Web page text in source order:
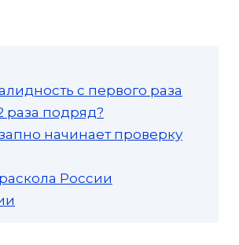
с первого раза
раза подряд?
начинает проверку
России